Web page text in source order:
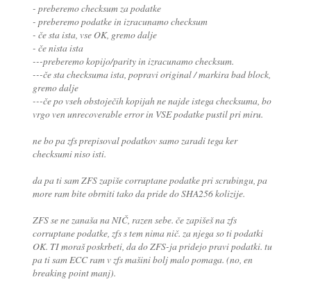
- preberemo checksum za podatke
- preberemo podatke in izracunamo checksum
- če sta ista, vse OK, gremo dalje
- če nista ista
---preberemo kopijo/parity in izracunamo checksum.
---če sta checksuma ista, popravi original / markira bad block,
gremo dalje
---če po vseh obstoječih kopijah ne najde istega checksuma, bo
vrgo ven unrecoverable error in VSE podatke pustil pri miru.
ne bo pa zfs prepisoval podatkov samo zaradi tega ker
checksumi niso isti.
da pa ti sam ZFS zapiše corruptane podatke pri scrubingu, pa
more ram bite obrniti tako da pride do SHA256 kolizije.
ZFS se ne zanaša na NIČ, razen sebe. če zapišeš na zfs
corruptane podatke, zfs s tem nima nič. za njega so ti podatki
OK. TI moraš poskrbeti, da do ZFS-ja pridejo pravi podatki. tu
pa ti sam ECC ram v zfs mašini bolj malo pomaga. (no, en
breaking point manj).